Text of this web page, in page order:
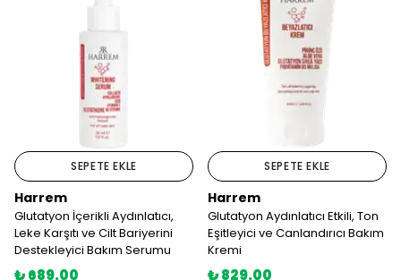
SEPETE EKLE
Harrem
Glutatyon İçerikli Aydınlatıcı,
Leke Karşıtı ve Cilt Bariyerini
Destekleyici Bakım Serumu
₺ 689.00
SEPETE EKLE
Harrem
Glutatyon Aydınlatıcı Etkili, Ton
Eşitleyici ve Canlandırıcı Bakım
Kremi
₺ 829.00